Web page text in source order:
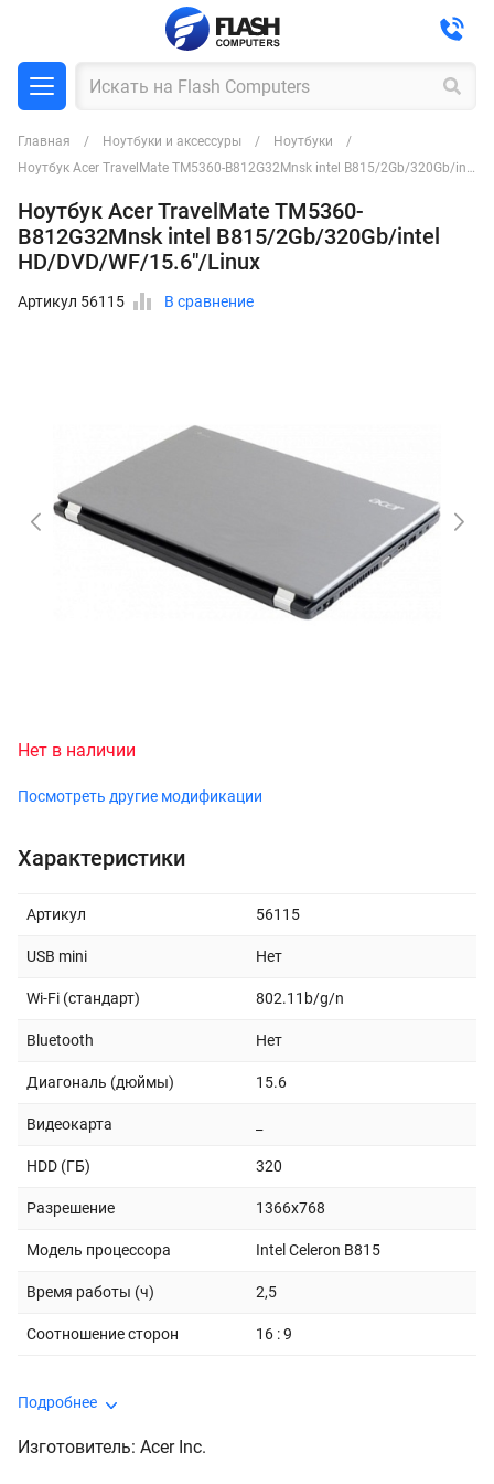
Главная Ноутбуки и аксессуры
Ноутбуки
Ноутбук Acer TravelMate TM5360-B812G32Mnsk intel B815/2Gb/320Gb/intel HD/DVD/WF/15.6"/Linux
Ноутбук Acer TravelMate TM5360-
B812G32Mnsk intel B815/2Gb/320Gb/intel
HD/DVD/WF/15.6"/Linux
Артикул 56115 В сравнение
Нет в наличии
Посмотреть другие модификации
Характеристики
Артикул 56115
USB mini Нет
Wi-Fi (стандарт) 802.11b/g/n
Bluetooth Нет
Диагональ (дюймы) 15.6
Видеокарта
HDD (ГБ) 320
Разрешение 1366x768
Модель процессора Intel Celeron B815
Время работы (ч) 2,5
Соотношение сторон 16 : 9
Подробнее
Изготовитель: Acer Inc.